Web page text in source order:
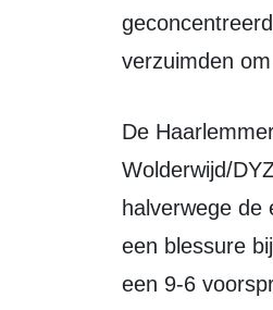
verzuimden
De Haarlemmers, die eerder dit seizoen nog met 14-4 wonnen van
Wolderwijd/
halverwege
een blessure
een 9-6